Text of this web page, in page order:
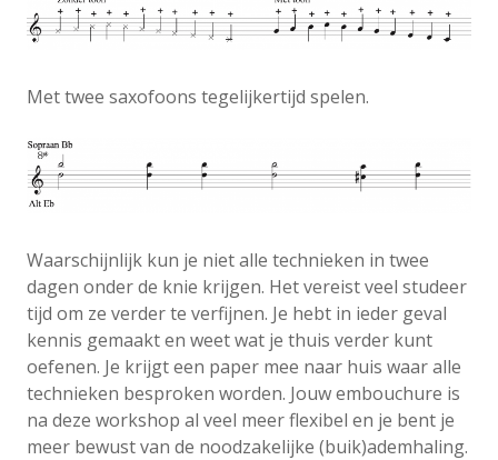
Met twee saxofoons tegelijkertijd spelen.
Waarschijnlijk kun je niet alle technieken in twee
dagen onder de knie krijgen. Het vereist veel studeer
tijd om ze verder te verfijnen. Je hebt in ieder geval
kennis gemaakt en weet wat je thuis verder kunt
oefenen. Je krijgt een paper mee naar huis waar alle
technieken besproken worden. Jouw embouchure is
na deze workshop al veel meer flexibel en je bent je
meer bewust van de noodzakelijke (buik)ademhaling.